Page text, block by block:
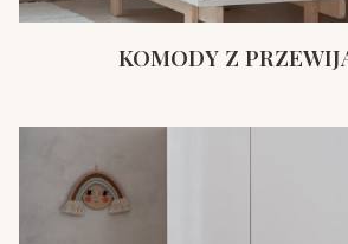
KOMODY Z